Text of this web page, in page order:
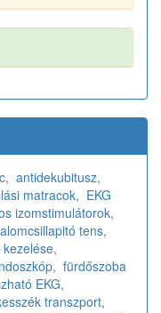
antidekubitusz,
matracok, EKG
izomstimulátorok,
tens,
fürdőszoba
EKG,
transzport,